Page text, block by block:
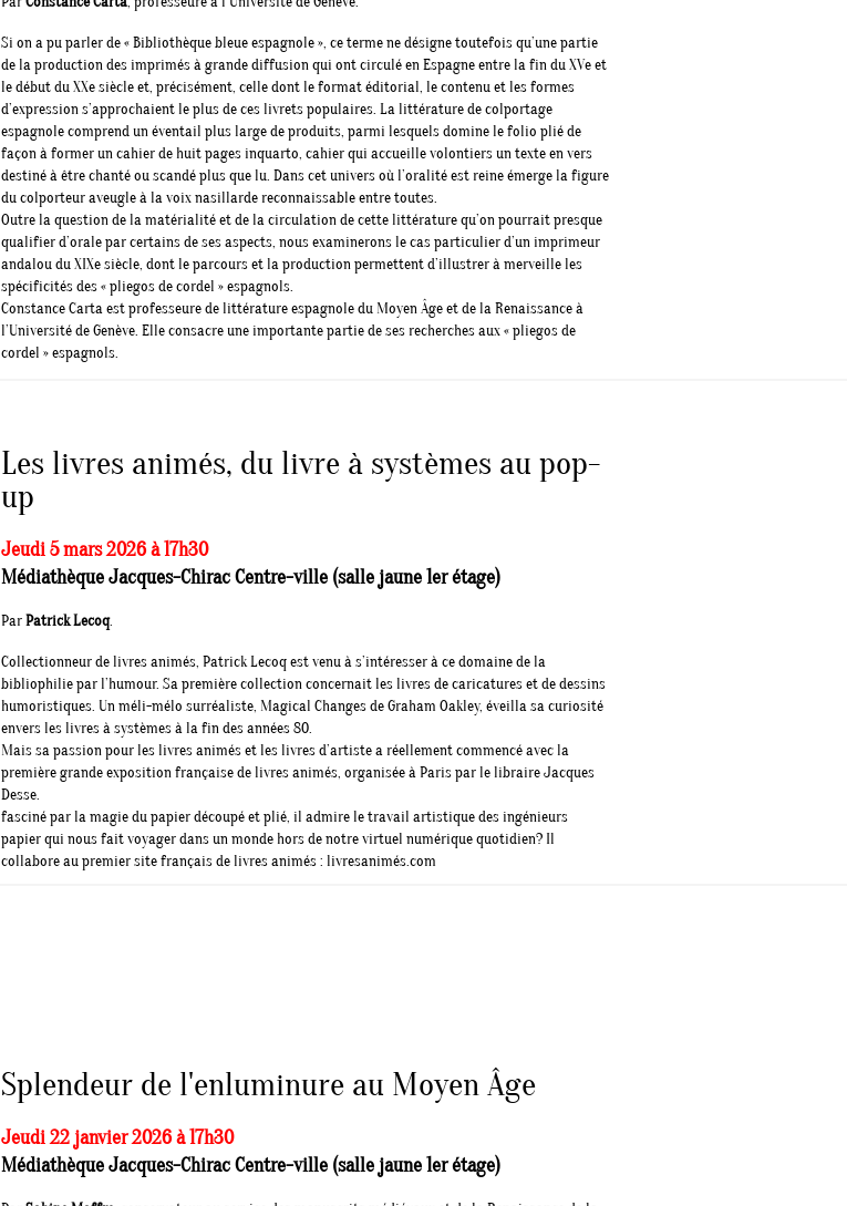
Si on a pu parler de « Bibliothèque bleue espagnole », ce terme ne désigne toutefois qu’une partie
de la production des imprimés à grande diffusion qui ont circulé en Espagne entre la fin du XVe et
le début du XXe siècle et, précisément, celle dont le format éditorial, le contenu et les formes
d’expression s’approchaient le plus de ces livrets populaires. La littérature de colportage
espagnole comprend un éventail plus large de produits, parmi lesquels domine le folio plié de
façon à former un cahier de huit pages inquarto, cahier qui accueille volontiers un texte en vers
destiné à être chanté ou scandé plus que lu. Dans cet univers où l’oralité est reine émerge la figure
du colporteur aveugle à la voix nasillarde reconnaissable entre toutes.
Outre la question de la matérialité et de la circulation de cette littérature qu’on pourrait presque
qualifier d’orale par certains de ses aspects, nous examinerons le cas particulier d’un imprimeur
andalou du XIXe siècle, dont le parcours et la production permettent d’illustrer à merveille les
spécificités des « pliegos de cordel » espagnols.
Constance Carta est professeure de littérature espagnole du Moyen Âge et de la Renaissance à
l’Université de Genève. Elle consacre une importante partie de ses recherches aux « pliegos de
cordel » espagnols.
Les livres animés, du livre à systèmes au pop-
up
Jeudi 5 mars 2026 à 17h30
Médiathèque Jacques-Chirac Centre-ville (salle jaune 1er étage)
ParPatrick Lecoq.
Collectionneur de livres animés, Patrick Lecoq est venu à s’intéresser à ce domaine de la
bibliophilie par l’humour. Sa première collection concernait les livres de caricatures et de dessins
humoristiques. Un méli-mélo surréaliste, Magical Changes de Graham Oakley, éveilla sa curiosité
envers les livres à systèmes à la fin des années 80.
Mais sa passion pour les livres animés et les livres d’artiste a réellement commencé avec la
première grande exposition française de livres animés, organisée à Paris par le libraire Jacques
Desse.
fasciné par la magie du papier découpé et plié, il admire le travail artistique des ingénieurs
papier qui nous fait voyager dans un monde hors de notre virtuel numérique quotidien? Il
collabore au premier site français de livres animés : livresanimés.com
Splendeur de l'enluminure au Moyen Âge
Jeudi 22 janvier 2026 à 17h30
Médiathèque Jacques-Chirac Centre-ville (salle jaune 1er étage)